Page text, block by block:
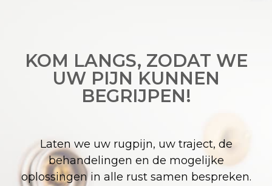
KOM LANGS, ZODAT WE
UW PIJN KUNNEN
BEGRIJPEN!
Laten we uw rugpijn, uw traject, de
behandelingen en de mogelijke
oplossingen in alle rust samen bespreken.